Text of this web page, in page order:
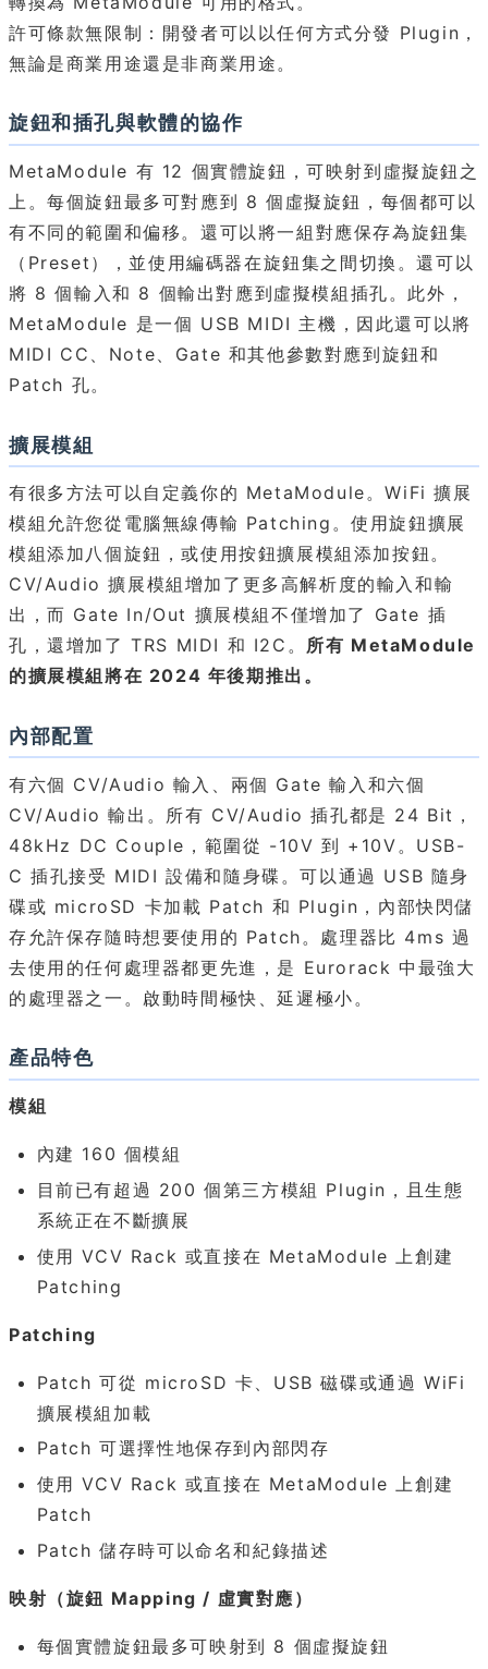
許可條款無限制：開發者可以以任何方式分發 Plugin，
無論是商業用途還是非商業用途。
旋鈕和插孔與軟體的協作
MetaModule 有 12 個實體旋鈕，可映射到虛擬旋鈕之
上。每個旋鈕最多可對應到 8 個虛擬旋鈕，每個都可以
有不同的範圍和偏移。還可以將一組對應保存為旋鈕集
（Preset），並使用編碼器在旋鈕集之間切換。還可以
將 8 個輸入和 8 個輸出對應到虛擬模組插孔。此外，
MetaModule 是一個 USB MIDI 主機，因此還可以將
MIDI CC、Note、Gate 和其他參數對應到旋鈕和
Patch 孔。
擴展模組
有很多方法可以自定義你的 MetaModule。WiFi 擴展
模組允許您從電腦無線傳輸 Patching。使用旋鈕擴展
模組添加八個旋鈕，或使用按鈕擴展模組添加按鈕。
CV/Audio 擴展模組增加了更多高解析度的輸入和輸
出，而 Gate In/Out 擴展模組不僅增加了 Gate 插
孔，還增加了 TRS MIDI 和 I2C。 所有 MetaModule
的擴展模組將在 2024 年後期推出。
內部配置
有六個 CV/Audio 輸入、兩個 Gate 輸入和六個
CV/Audio 輸出。所有 CV/Audio 插孔都是 24 Bit，
48kHz DC Couple，範圍從 -10V 到 +10V。USB-
C 插孔接受 MIDI 設備和隨身碟。可以通過 USB 隨身
碟或 microSD 卡加載 Patch 和 Plugin，內部快閃儲
存允許保存隨時想要使用的 Patch。處理器比 4ms 過
去使用的任何處理器都更先進，是 Eurorack 中最強大
的處理器之一。啟動時間極快、延遲極小。
產品特色
模組
內建 160 個模組
目前已有超過 200 個第三方模組 Plugin，且生態
系統正在不斷擴展
使用 VCV Rack 或直接在 MetaModule 上創建
Patching
Patching
Patch 可從 microSD 卡、USB 磁碟或通過 WiFi
擴展模組加載
Patch 可選擇性地保存到內部閃存
使用 VCV Rack 或直接在 MetaModule 上創建
Patch
Patch 儲存時可以命名和紀錄描述
映射（旋鈕 Mapping / 虛實對應）
每個實體旋鈕最多可映射到 8 個虛擬旋鈕